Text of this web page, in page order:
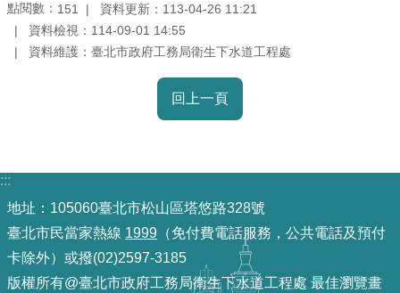
頁
English
陳
情
系
點閱數： 151
資料更新：113-04-26 11:21
資料檢視：114-09-01 14:55
資料維護：臺北市政府工務局衛生下水道工程處
回上一頁
:::
地址：105060臺北市松山區塔悠路328號
臺北市民當家熱線 1999 （免付費電話服務，公共電話及預付
卡除外）或撥(02)2597-3185
版權所有@臺北市政府工務局衛生下水道工程處 最佳瀏覽畫